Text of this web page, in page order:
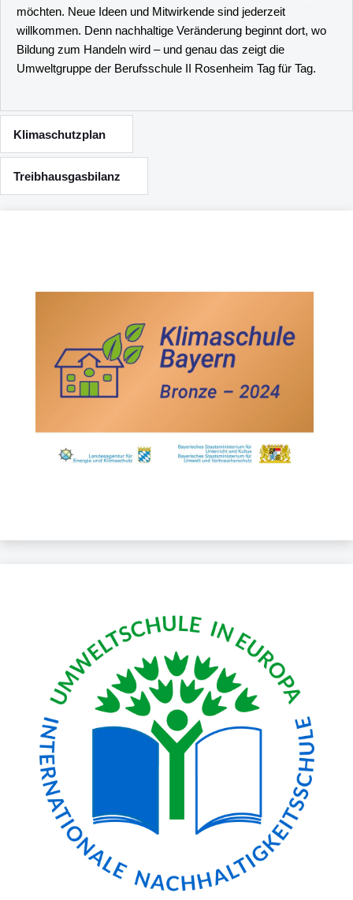
möchten. Neue Ideen und Mitwirkende sind jederzeit
willkommen. Denn nachhaltige Veränderung beginnt dort, wo
Bildung zum Handeln wird – und genau das zeigt die
Umweltgruppe der Berufsschule II Rosenheim Tag für Tag.
Klimaschutzplan
Treibhausgasbilanz